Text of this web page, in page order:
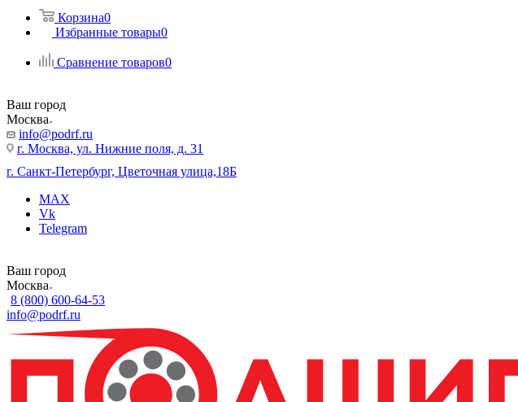
Корзина0
Избранные товары0
Сравнение товаров0
Ваш город
Москва
info@podrf.ru
г. Москва, ул. Нижние поля, д. 31
г. Санкт-Петербург, Цветочная улица,18Б
MAX
Vk
Telegram
Ваш город
Москва
8 (800) 600-64-53
info@podrf.ru